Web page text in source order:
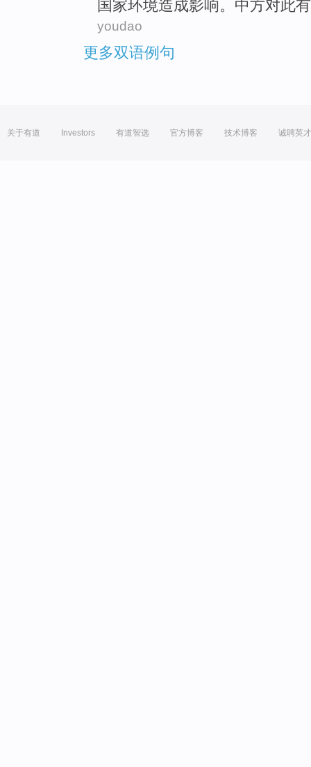
国家环境造成影响。中方对此有
youdao
更多双语例句
关于有道 Investors 有道智选 官方博客 技术博客 诚聘英才